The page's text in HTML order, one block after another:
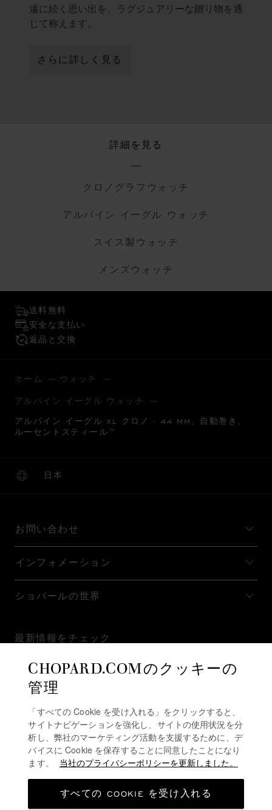
遠に続く思い出を、ラグジュアリーな贈り物を通
じて称えます。
さらに詳しく見る
詳細を見る
クロノグラフウォッチ
アルパイン イーグル ウォッチ
スイス製ウォッチ
メンズウォッチ
送料無料
安全な支払い
返品と交換
ホーム ウォッチ
アルパイン イーグル ウォッチ
アルパイン イーグル XL クロノ - 44 MM、自動巻き、
ルーセントスティール™
日本
ローカリゼーション (国の変更)
国の変更
お問い合わせ
インフォメーション
ショパールの世界
最新情報をチェック
ニュースレターを購読
プライバシーポリシー
クッキーポリシー
ご利用規約
CHOPARD.COMのクッキーの
管理
「すべての Cookie を受け入れる」をクリックすると、
サイトナビゲーションを強化し、サイトの使用状況を分
析し、弊社のマーケティング活動を支援するために、デ
バイスに Cookie を保存することに同意したことになり
ます。
当社のプライバシーポリシーを更新しました。
すべての COOKIE を受け入れる